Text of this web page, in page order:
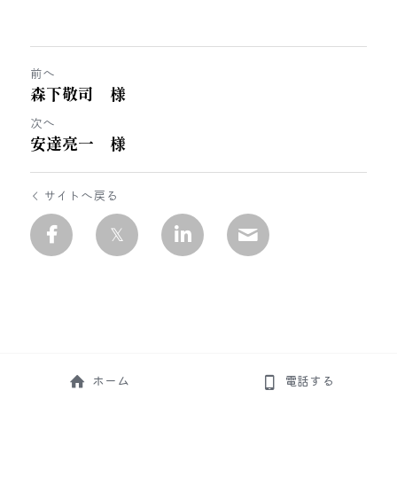
前へ
森下敬司 様
次へ
安達亮一 様
サイトへ戻る
ホーム 電話する